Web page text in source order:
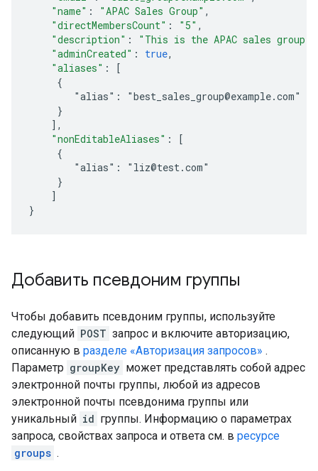
"name" : "APAC Sales Group" ,
"directMembersCount" : "5" ,
"description" : "This is the APAC sales group."
"adminCreated" : true,
"aliases" :
[
     {
        "alias": "best_sales_group@example.com"
     }
] ,
"nonEditableAliases" :
[
     {
        "alias": "liz@test.com"
     }
]
}
Добавить псевдоним группы
Чтобы добавить псевдоним группы, используйте
следующий POST запрос и включите авторизацию,
описанную в разделе «Авторизация запросов» .
Параметр groupKey может представлять собой адрес
электронной почты группы, любой из адресов
электронной почты псевдонима группы или
уникальный id группы. Информацию о параметрах
запроса, свойствах запроса и ответа см. в ресурсе
groups .